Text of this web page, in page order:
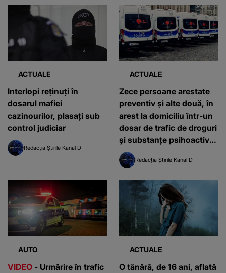
ACTUALE
Interlopi reținuți în
dosarul mafiei
cazinourilor, plasați sub
control judiciar
Redacția Știrile Kanal D
ACTUALE
Zece persoane arestate
preventiv şi alte două, în
arest la domiciliu într-un
dosar de trafic de droguri
şi substanţe psihoactive
instrumentat de DIICOT
Iaşi Redacția Știrile Kanal D
AUTO
VIDEO - Urmărire în trafic
ACTUALE
O tânără, de 16 ani, aflată